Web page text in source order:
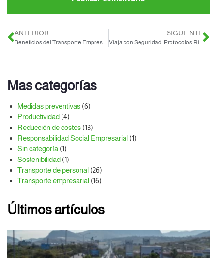
ANTERIOR
Beneficios del Transporte Empresarial: Optimiza tu Negocio
SIGUIENTE
Viaja con Seguridad: Protocolos Rigurosos en Nuestro Transporte Corporativo Queretano
Mas categorías
Medidas preventivas(6)
Productividad(4)
Reducción de costos(13)
Responsabilidad Social Empresarial(1)
Sin categoría(1)
Sostenibilidad(1)
Transporte de personal(26)
Transporte empresarial(16)
Últimos artículos